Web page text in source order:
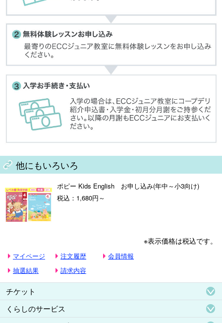
他にもいろいろ
ポピー Kids English お申し込み(年中～小3向け)
税込：1,680円～
※表示価格は税込です。
マイページ 注文履歴
会員情報
抽選結果
請求内容
チケット
くらしのサービス